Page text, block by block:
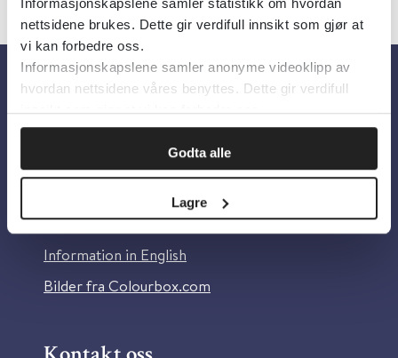
nettsidene brukes. Dette gir verdifull innsikt som gjør at
vi kan forbedre oss.
Informasjonskapslene samler anonyme videoklipp av
hvordan nettsidene våres benyttes. Dette gir verdifull
innsikt som gjør at vi kan forbedre oss.
Godta alle
Lagre
Om oss
Om Helsebiblioteket
Personvern og informasjonskapsler
Tilgjengelighetserklæring
Information in English
Bilder fra Colourbox.com